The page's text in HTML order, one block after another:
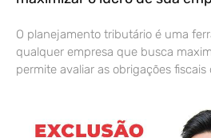
O planejamento tributário é uma
qualquer empresa que busca
permite avaliar as obrigações